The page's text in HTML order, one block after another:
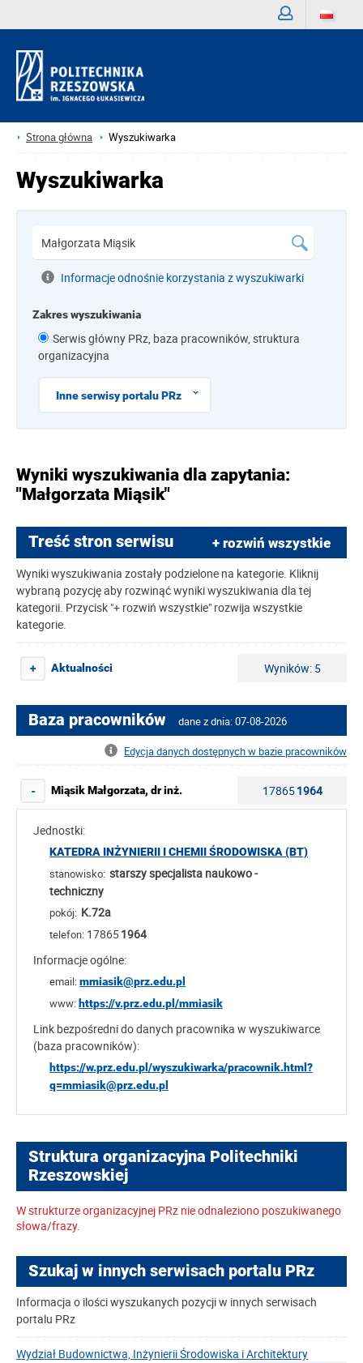
Strona główna Wyszukiwarka
Wyszukiwarka
Informacje odnośnie korzystania z wyszukiwarki
Zakres wyszukiwania
Serwis główny PRz, baza pracowników, struktura
organizacyjna
Inne serwisy portalu PRz
Wyniki wyszukiwania dla zapytania:
"Małgorzata Miąsik"
Treść stron serwisu + rozwiń wszystkie
Wyniki wyszukiwania zostały podzielone na kategorie. Kliknij
wybraną pozycję aby rozwinąć wyniki wyszukiwania dla tej
kategorii. Przycisk "+ rozwiń wszystkie" rozwija wszystkie
kategorie.
+ Aktualności Wyników: 5
Baza pracowników dane z dnia: 07-08-2026
Edycja danych dostępnych w bazie pracowników
- Miąsik Małgorzata, dr inż. 178651964
Jednostki:
KATEDRA INŻYNIERII I CHEMII ŚRODOWISKA (BT)
stanowisko: starszy specjalista naukowo -
techniczny
pokój: K.72a
telefon: 178651964
Informacje ogólne:
email:mmiasik@prz.edu.pl
www: https://v.prz.edu.pl/mmiasik
Link bezpośredni do danych pracownika w wyszukiwarce
(baza pracowników):
https://w.prz.edu.pl/wyszukiwarka/pracownik.html?
q=mmiasik@prz.edu.pl
Struktura organizacyjna Politechniki
Rzeszowskiej
W strukturze organizacyjnej PRz nie odnaleziono poszukiwanego
słowa/frazy.
Szukaj w innych serwisach portalu PRz
Informacja o ilości wyszukanych pozycji w innych serwisach
portalu PRz
Wydział Budownictwa, Inżynierii Środowiska i Architektury